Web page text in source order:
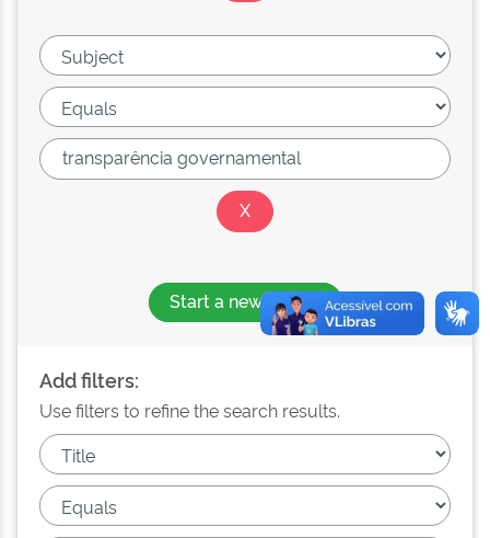
Start a new search
Add filters:
Use filters to refine the search results.